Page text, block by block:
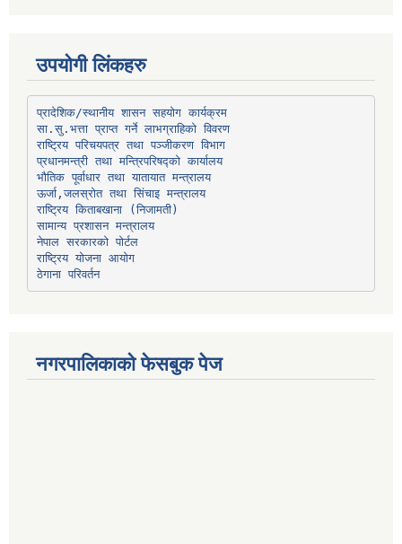
उपयोगी लिंकहरु
प्रादेशिक/स्थानीय शासन सहयोग कार्यक्रम
सा.सु.भत्ता प्राप्त गर्ने लाभग्राहिको विवरण
राष्ट्रिय परिचयपत्र तथा पञ्‍जीकरण विभाग
प्रधानमन्त्री तथा मन्त्रिपरिषद्को कार्यालय
भौतिक पूर्वाधार तथा यातायात मन्त्रालय
ऊर्जा,जलस्रोत तथा सिंचाइ मन्त्रालय
सामान्य प्रशासन मन्त्रालय
नेपाल सरकारको पोर्टल
राष्ट्रिय योजना आयोग
ठेगाना परिवर्तन
नगरपालिकाको फेसबुक पेज